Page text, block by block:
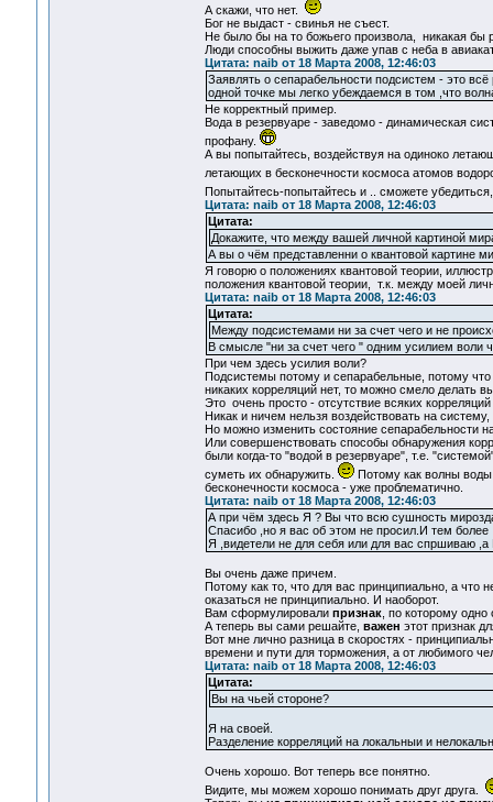
А скажи, что нет.
Бог не выдаст - свинья не съест.
Не было бы на то божьего произвола, никакая бы
Люди способны выжить даже упав с неба в
Цитата: naib от 18 Марта 2008, 12:46:03
Заявлять о сепарабельности подсистем - это
одной точке мы легко убеждаемся в том ,что
Не корректный пример.
Вода в резервуаре - заведомо - динамическая
профану.
А вы попытайтесь, воздействуя на одиноко
летающих в бесконечности космоса атомов
Попытайтесь-попытайтесь и .. сможете
Цитата: naib от 18 Марта 2008, 12:46:03
Цитата:
Докажите, что между вашей личной картиной
А вы о чём представленни о квантовой картине
Я говорю о положениях квантовой теории,
положения квантовой теории, т.к. между моей
Цитата: naib от 18 Марта 2008, 12:46:03
Цитата:
Между подсистемами ни за счет чего и не
В смысле "ни за счет чего " одним усилием воли
При чем здесь усилия воли?
Подсистемы потому и сепарабельные, потому
никаких корреляций нет, то можно смело делать
Это очень просто - отсутствие всяких
Никак и ничем нельзя воздействовать на
Но можно изменить состояние сепарабельности
Или совершенствовать способы обнаружения
были когда-то "водой в резервуаре", т.е.
суметь их обнаружить.
Потому как волны воды
бесконечности космоса - уже проблематично.
Цитата: naib от 18 Марта 2008, 12:46:03
А пpи чём здесь Я ? Вы что всю сушность
Спасибо ,но я вас об этом не просил.И тем
Я ,видетeли не для себя или для вас
Вы очень даже причем.
Потому как то, что для вас принципиально, а что
оказаться не принципиально. И наоборот.
Вам сформулировали признак, по которому одно
А теперь вы сами решайте, важен этот признак
Вот мне лично разница в скоростях -
времени и пути для торможения, а от любимого
Цитата: naib от 18 Марта 2008, 12:46:03
Цитата:
Вы на чьей стороне?
Я на своей.
Разделение корреляций на локальныи и
Очень хорошо. Вот теперь все понятно.
Видите, мы можем хорошо понимать друг друга.